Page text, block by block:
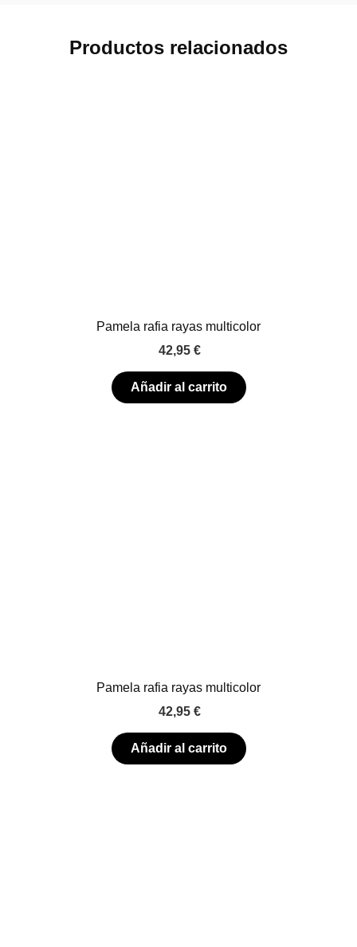
Productos relacionados
Pamela rafia rayas multicolor
42,95 €
Añadir al carrito
Pamela rafia rayas multicolor
42,95 €
Añadir al carrito